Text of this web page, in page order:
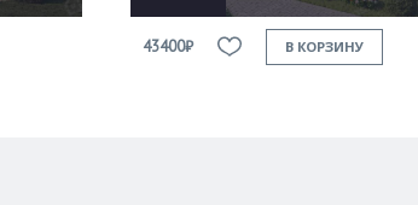
43400₽ В КОРЗИНУ